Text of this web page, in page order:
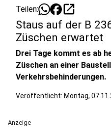
Teilen: open_in_new
Staus auf der B
Züschen erwartet
Drei Tage kommt es ab
Züschen an einer
Verkehrsbehinderungen.
Veröffentlicht: Montag,
Anzeige